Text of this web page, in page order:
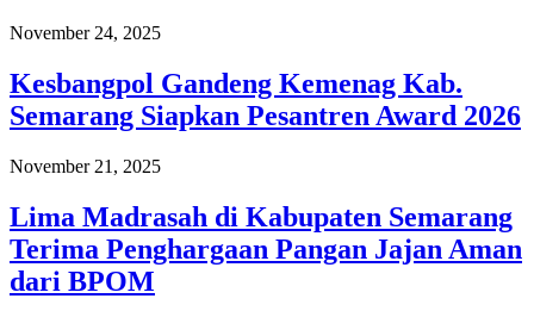
November 24, 2025
Kesbangpol Gandeng Kemenag Kab.
Semarang Siapkan Pesantren Award 2026
November 21, 2025
Lima Madrasah di Kabupaten Semarang
Terima Penghargaan Pangan Jajan Aman
dari BPOM